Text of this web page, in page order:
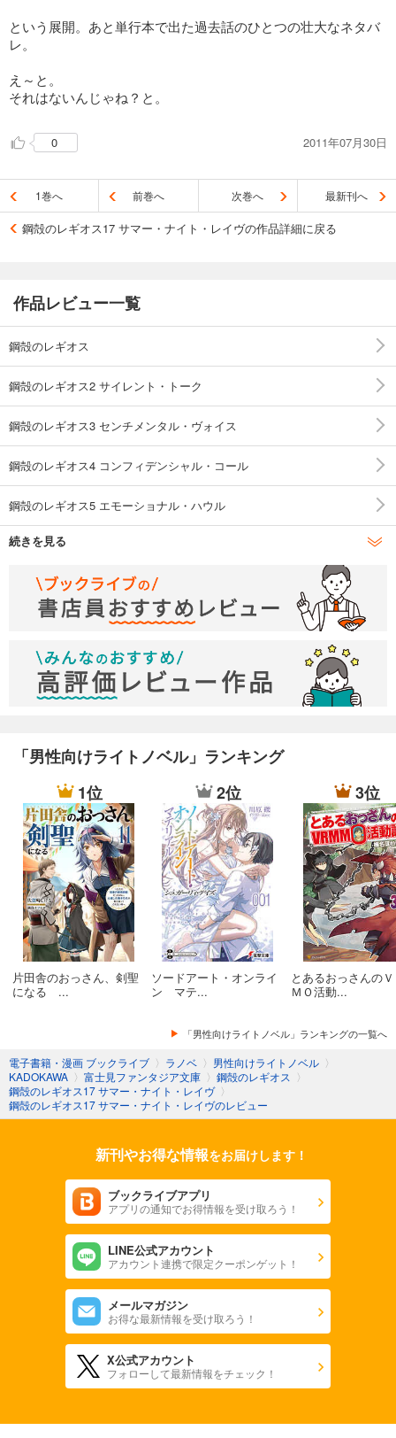
という展開。あと単行本で出た過去話のひとつの壮大なネタバ
レ。
え～と。
それはないんじゃね？と。
0 2011年07月30日
1巻へ 前巻へ 次巻へ 最新刊へ
鋼殻のレギオス17 サマー・ナイト・レイヴの作品詳細に戻る
作品レビュー一覧
鋼殻のレギオス
鋼殻のレギオス2 サイレント・トーク
鋼殻のレギオス3 センチメンタル・ヴォイス
鋼殻のレギオス4 コンフィデンシャル・コール
鋼殻のレギオス5 エモーショナル・ハウル
鋼殻のレギオス6 レッド・ノクターン
鋼殻のレギオス7 ホワイト・オペラ
鋼殻のレギオス8 ミキシング・ノート
鋼殻のレギオス9 ブルー・マズルカ
鋼殻のレギオス10 コンプレックス・デイズ
鋼殻のレギオス11 インパクト・ガールズ
鋼殻のレギオス12 ブラック・アラベスク
鋼殻のレギオス13 グレー・コンチェルト
鋼殻のレギオス14 スカーレット・オラトリオ
鋼殻のレギオス15 ネクスト・ブルーム
鋼殻のレギオス16 スプリング・バースト
鋼殻のレギオス17 サマー・ナイト・レイヴ
鋼殻のレギオス19 イニシエーション・ログ
鋼殻のレギオス20 デザイア・リポート
鋼殻のレギオス21 ウィンター・フォール 上
鋼殻のレギオス22 ウィンター・フォール 下
鋼殻のレギオス23 ライク・ア・ストーム
鋼殻のレギオス24 ライフ・イズ・グッド・バイ
鋼殻のレギオス25 アンド・ゼン・アフター・ザット
続きを見る
「男性向けライトノベル」ランキング
1位
片田舎のおっさん、剣聖
になる ...
2位
ソードアート・オンライ
ン マテ...
3位
とあるおっさんの
ＭＯ活動...
「男性向けライトノベル」ランキングの一覧へ
電子書籍・漫画 ブックライブ 〉 ラノベ 〉 男性向けライトノベル 〉
KADOKAWA 〉 富士見ファンタジア文庫 〉 鋼殻のレギオス 〉
鋼殻のレギオス17 サマー・ナイト・レイヴ 〉
鋼殻のレギオス17 サマー・ナイト・レイヴのレビュー
新刊やお得な情報をお届けします！
ブックライブアプリ
アプリの通知でお得情報を受け取ろう！
LINE公式アカウント
アカウント連携で限定クーポンゲット！
メールマガジン
お得な最新情報を受け取ろう！
X公式アカウント
フォローして最新情報をチェック！